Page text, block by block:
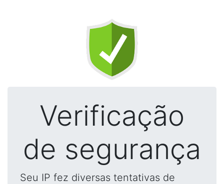
Verificação
de segurança
Seu IP fez diversas tentativas de